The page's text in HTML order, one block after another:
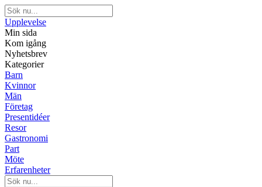
Upplevelse
Min sida
Kom igång
Nyhetsbrev
Kategorier
Barn
Kvinnor
Män
Företag
Presentidéer
Resor
Gastronomi
Part
Möte
Erfarenheter